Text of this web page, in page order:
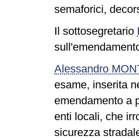
semaforici,
Il sottosegretario
Alessandro
esame, inserita
emendamento a
enti locali, che
sicurezza